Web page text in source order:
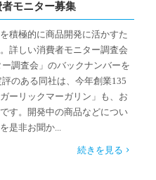
モニター募集
積極的に商品開発に活かすた
詳しい消費者モニター調査会
調査会」のバックナンバーを
のある同社は、今年創業135
ーリックマーガリン」も、お
す。開発中の商品などについ
是非お聞か...
続きを見る